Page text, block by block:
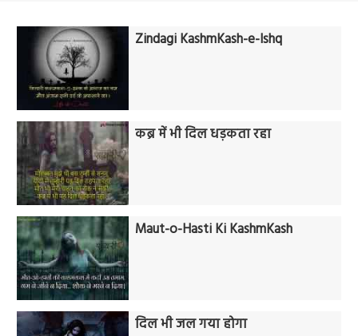
Zindagi KashmKash-e-Ishq
कब्र में भी दिल धड़कता रहा
Maut-o-Hasti Ki KashmKash
दिल भी जल गया होगा